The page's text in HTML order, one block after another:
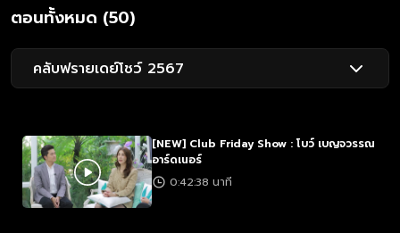
ตอนทั้งหมด (50)
คลับฟรายเดย์โชว์ 2567
[NEW] Club Friday Show : โบว์ เบญจวรรณ
อาร์ดเนอร์
0:42:38 นาที